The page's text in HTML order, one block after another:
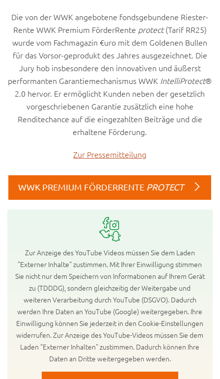
Die von der WWK angebotene fondsgebundene Riester-
Rente WWK Premium FörderRente protect(Tarif RR25)
wurde vom Fachmagazin €uro mit dem Goldenen Bullen
für das Vorsor-geprodukt des Jahres ausgezeichnet. Die
Jury hob insbesondere den innovativen und äußerst
performanten Garantiemechanismus WWK IntelliProtect®
2.0 hervor. Er ermöglicht Kunden neben der gesetzlich
vorgeschriebenen Garantie zusätzlich eine hohe
Renditechance auf die eingezahlten Beiträge und die
erhaltene Förderung.
Zur Pressemitteilung
WWK PREMIUM FÖRDERRENTE PROTECT
Zur Anzeige des YouTube Videos müssen Sie dem Laden
"Externer Inhalte" zustimmen. Mit Ihrer Einwilligung stimmen
Sie nicht nur dem Speichern von Informationen auf Ihrem Gerät
zu (TDDDG), sondern gleichzeitig der Weitergabe und
weiteren Verarbeitung durch YouTube (DSGVO). Dadurch
werden Ihre Daten an YouTube (Google) weitergegeben. Ihre
Einwilligung können Sie jederzeit in den Cookie-Einstellungen
widerrufen. Zur Anzeige des YouTube-Videos müssen Sie dem
Laden "Externer Inhalten" zustimmen. Dadurch können Ihre
Daten an Dritte weitergegeben werden.